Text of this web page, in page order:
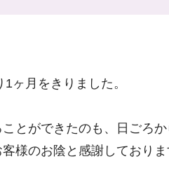
ヶ月をきりました。
とができたのも、日ごろ
様のお陰と感謝しておりま